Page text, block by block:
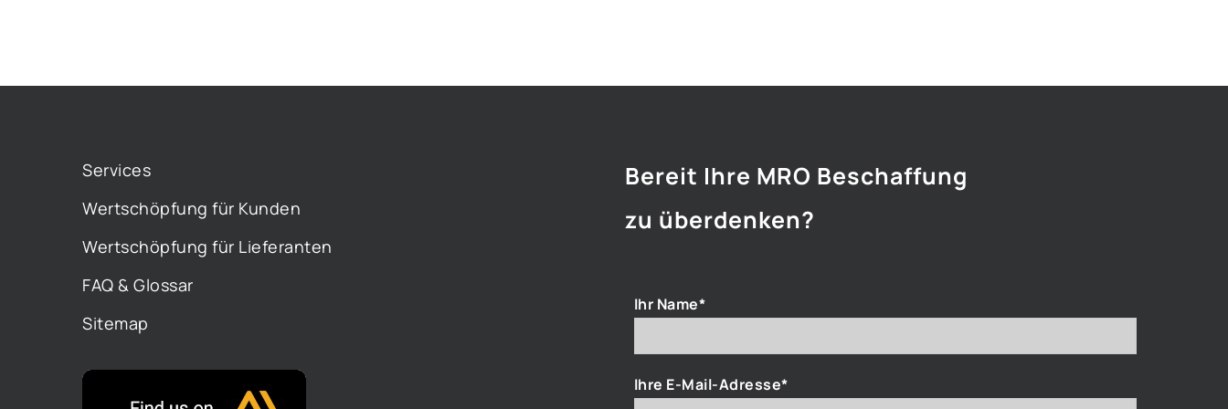
Services
Wertschöpfung für Kunden
Wertschöpfung für Lieferanten
FAQ & Glossar
Sitemap
Bereit Ihre MRO Beschaffung
zu überdenken?
Ihr Name*
Ihre E-Mail-Adresse*